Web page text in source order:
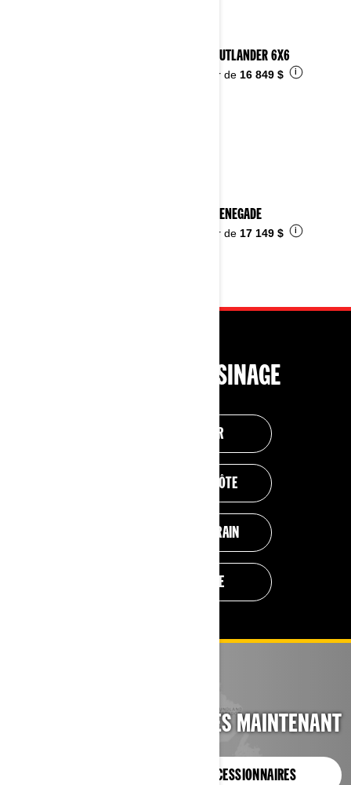
2026 OUTLANDER 6X6
À partir de 16 849 $ i
2026 RENEGADE
À partir de 17 149 $ i
OUTILS DE MAGASINAGE
M’AIDER À CHOISIR
VÉHICULES CÔTE-À-CÔTE
VÉHICULES TOUT-TERRAIN
VALEUR D'ÉCHANGE
PROFITER DÈS MAINTENANT
CONCESSIONNAIRES